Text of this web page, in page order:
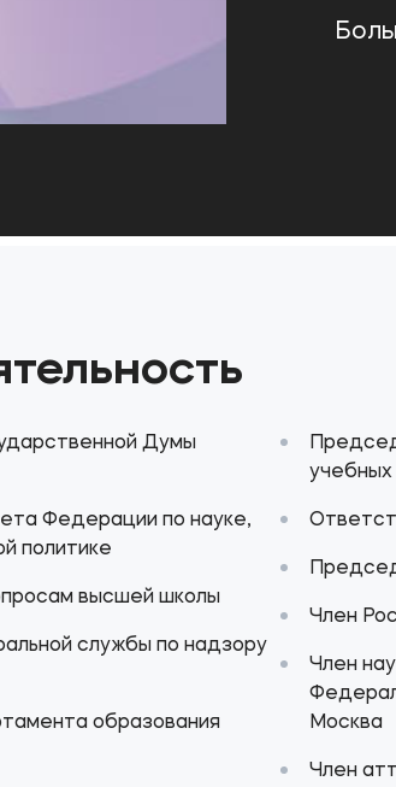
Думы
Федерации по науке,
политике
высшей школы
службы по надзору
образования
Член
Член
Москва
Член